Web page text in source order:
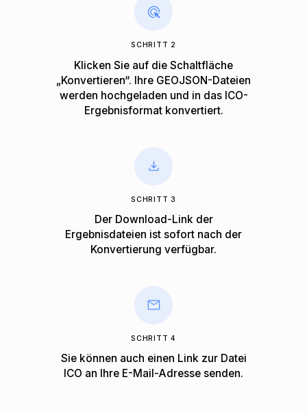
SCHRITT 2
Klicken Sie auf die Schaltfläche
„Konvertieren“. Ihre GEOJSON-Dateien
werden hochgeladen und in das ICO-
Ergebnisformat konvertiert.
SCHRITT 3
Der Download-Link der
Ergebnisdateien ist sofort nach der
Konvertierung verfügbar.
SCHRITT 4
Sie können auch einen Link zur Datei
ICO an Ihre E-Mail-Adresse senden.